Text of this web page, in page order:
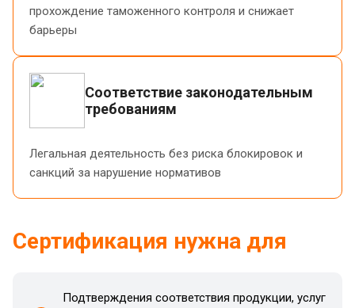
прохождение таможенного контроля и снижает
барьеры
Соответствие законодательным
требованиям
Легальная деятельность без риска блокировок и
санкций за нарушение нормативов
Сертификация нужна для
Подтверждения соответствия продукции, услуг